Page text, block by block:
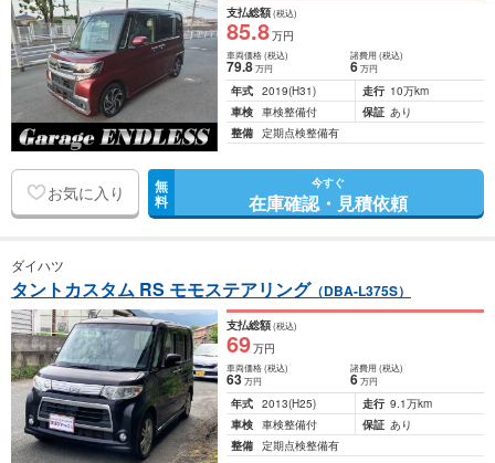
支払総額(税込)
85.8万円
車両価格(税込)
79.8万円
諸費用 (税込)
6 万円
年式 2019(H31) 走行 10万km
車検 車検整備付 保証 あり
整備 定期点検整備有
お気に入り 無
料
今すぐ
在庫確認・見積依頼
ダイハツ
タントカスタム RS モモステアリング（DBA-L375S）
支払総額(税込)
69万円
車両価格(税込)
63万円
諸費用 (税込)
6 万円
年式 2013(H25) 走行 9.1万km
車検 車検整備付 保証 あり
整備 定期点検整備有